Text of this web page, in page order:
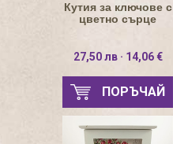
Кутия за ключове с
цветно сърце
27,50 лв · 14,06 €
ПОРЪЧАЙ